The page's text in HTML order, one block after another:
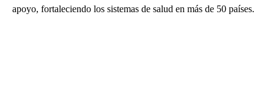
apoyo, fortaleciendo los sistemas de salud en más de 50 países.